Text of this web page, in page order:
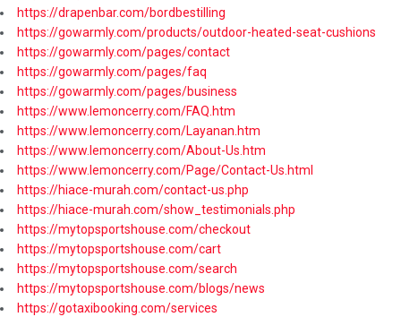
https://drapenbar.com/bordbestilling
https://gowarmly.com/products/outdoor-heated-seat-cushions
https://gowarmly.com/pages/contact
https://gowarmly.com/pages/faq
https://gowarmly.com/pages/business
https://www.lemoncerry.com/FAQ.htm
https://www.lemoncerry.com/Layanan.htm
https://www.lemoncerry.com/About-Us.htm
https://www.lemoncerry.com/Page/Contact-Us.html
https://hiace-murah.com/contact-us.php
https://hiace-murah.com/show_testimonials.php
https://mytopsportshouse.com/checkout
https://mytopsportshouse.com/cart
https://mytopsportshouse.com/search
https://mytopsportshouse.com/blogs/news
https://gotaxibooking.com/services